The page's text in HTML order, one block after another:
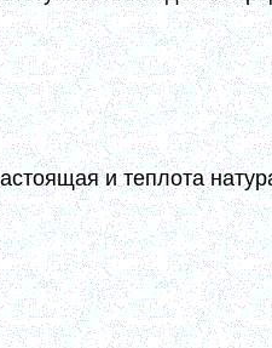
продолжать его
к Единому – и
вас улучить его,
станет
и теплота
но есть и
Они отстоят друг
собрание мыслей
что с кровоточивою. У
181)